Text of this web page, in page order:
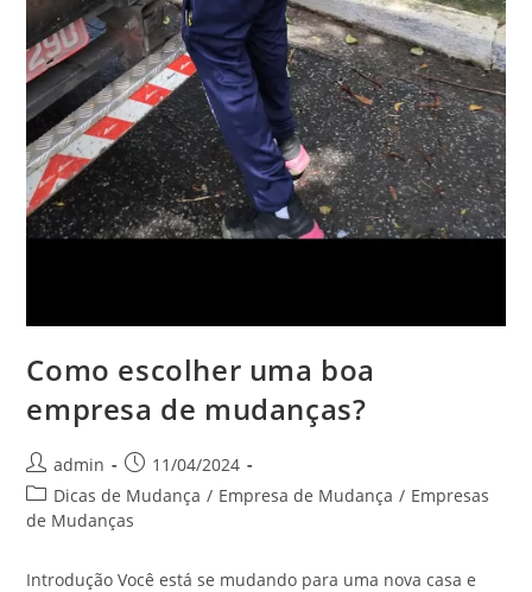
Como escolher uma boa
empresa de mudanças?
admin
11/04/2024
Dicas de Mudança / Empresa de Mudança / Empresas
de Mudanças
Introdução Você está se mudando para uma nova casa e